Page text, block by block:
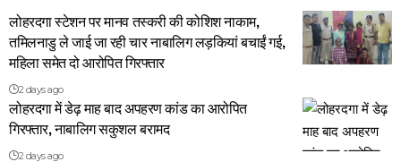
लोहरदगा स्टेशन पर मानव तस्करी की कोशिश नाकाम,
तमिलनाडु ले जाई जा रही चार नाबालिग लड़कियां बचाईं गई,
महिला समेत दो आरोपित गिरफ्तार
2 days ago
लोहरदगा में डेढ़ माह बाद अपहरण कांड का आरोपित
गिरफ्तार, नाबालिग सकुशल बरामद
2 days ago